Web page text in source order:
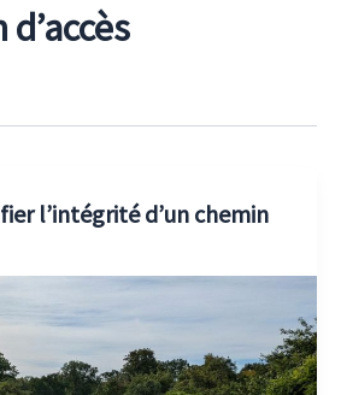
l’intégrité d’un chemin